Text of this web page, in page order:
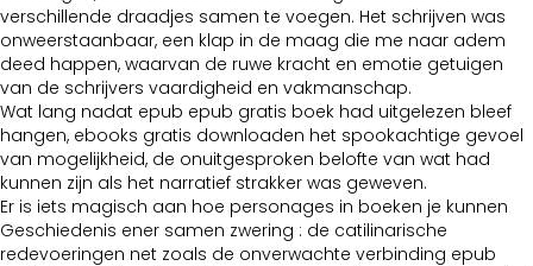
verschillende draadjes samen te voegen. Het schrijven was
onweerstaanbaar, een klap in de maag die me naar adem
deed happen, waarvan de ruwe kracht en emotie getuigen
van de schrijvers vaardigheid en vakmanschap.
Wat lang nadat epub epub gratis boek had uitgelezen bleef
hangen, ebooks gratis downloaden het spookachtige gevoel
van mogelijkheid, de onuitgesproken belofte van wat had
kunnen zijn als het narratief strakker was geweven.
Er is iets magisch aan hoe personages in boeken je kunnen
Geschiedenis ener samen zwering : de catilinarische
redevoeringen net zoals de onverwachte verbinding epub